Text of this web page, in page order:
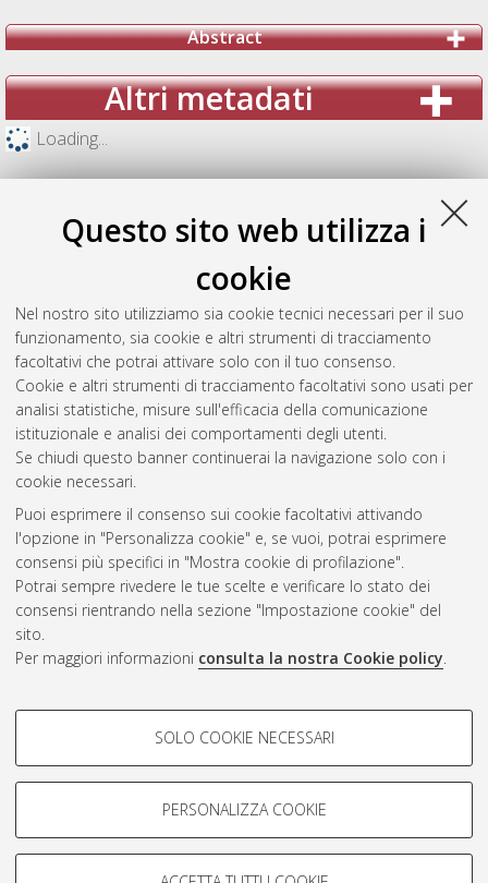
Questo sito web utilizza i
cookie
Nel nostro sito utilizziamo sia cookie tecnici necessari per il suo
funzionamento, sia cookie e altri strumenti di tracciamento
facoltativi che potrai attivare solo con il tuo consenso.
Cookie e altri strumenti di tracciamento facoltativi sono usati per
analisi statistiche, misure sull'efficacia della comunicazione
istituzionale e analisi dei comportamenti degli utenti.
Se chiudi questo banner continuerai la navigazione solo con i
cookie necessari.
Puoi esprimere il consenso sui cookie facoltativi attivando
l'opzione in "Personalizza cookie" e, se vuoi, potrai esprimere
consensi più specifici in "Mostra cookie di profilazione".
Potrai sempre rivedere le tue scelte e verificare lo stato dei
consensi rientrando nella sezione "Impostazione cookie" del
sito.
Per maggiori informazioni consulta la nostra Cookie policy.
COOKIE DI PROFILAZIONE -
Si tratta di cookie utilizzati per analizzare le caratteristiche della
navigazione degli utenti, creare profili in base al loro comportamento
Mostra cookie di profilazione
SOLO COOKIE NECESSARI
PERSONALIZZA COOKIE
Abstract
Altri metadati
Loading...
Gestione del documento:
Atom
Rss 1.0
Rss 2.0
AMS Laurea
Impostazioni Cookie
Informativa sulla privacy
Condizioni d’uso del sito